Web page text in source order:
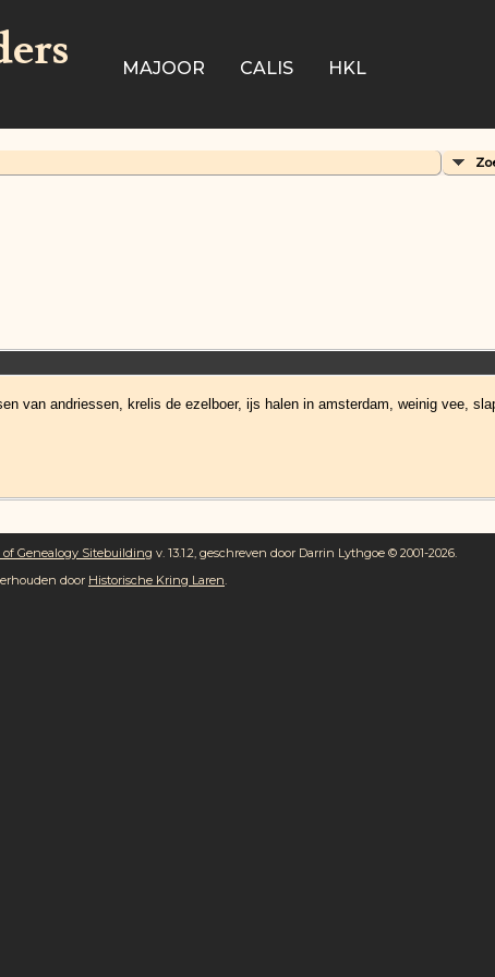
MAJOOR CALIS HKL
van andriessen, krelis de ezelboer, ijs halen in amsterdam, weinig vee,
Genealogy Sitebuilding v. 13.1.2, geschreven door Darrin Lythgoe © 2001-2026.
door Historische Kring Laren.